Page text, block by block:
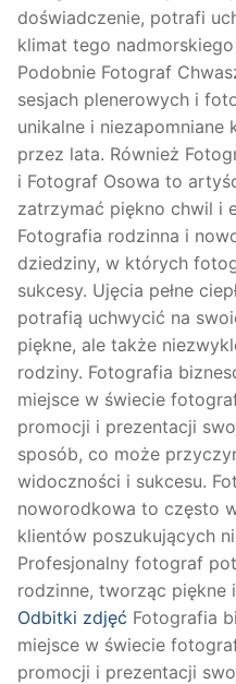
doświadczenie, potrafi
klimat tego
Podobnie Fotograf
sesjach plenerowych i
unikalne i
przez lata. Również
i Fotograf Osowa to
zatrzymać piękno chwil i
Fotografia rodzinna i
dziedziny, w których
sukcesy. Ujęcia pełne
potrafią uchwycić na
piękne, ale także
rodziny. Fotografia
miejsce w świecie
promocji i prezentacji
sposób, co może
widoczności i sukcesu.
noworodkowa to często
klientów poszukujących
Profesjonalny fotograf
rodzinne, tworząc piękne
Odbitki zdjęć Fotografia
miejsce w świecie
promocji i prezentacji